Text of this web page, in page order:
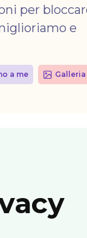
per
e
a me